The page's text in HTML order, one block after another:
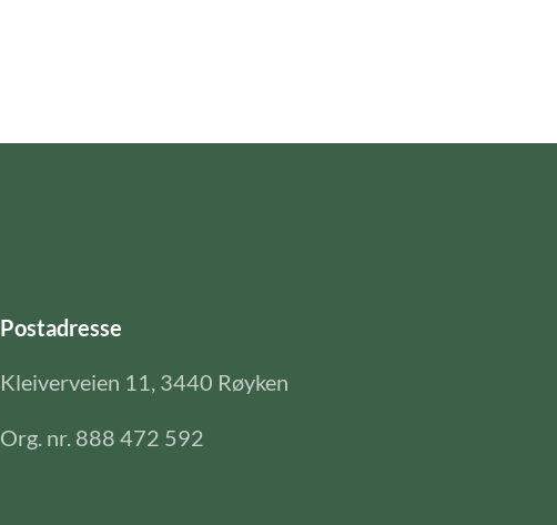
Postadresse
Kleiverveien 11, 3440 Røyken
Org. nr. 888 472 592